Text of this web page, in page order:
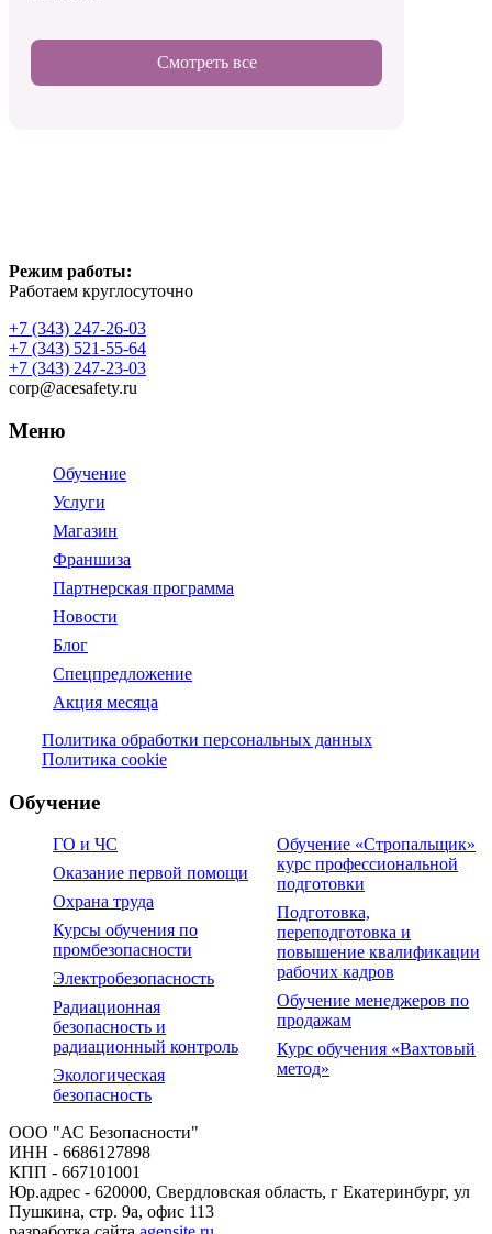
Смотреть все
Режим работы:
Работаем круглосуточно
+7 (343) 247-26-03
+7 (343) 521-55-64
+7 (343) 247-23-03
corp@acesafety.ru
Меню
Обучение
Услуги
Магазин
Франшиза
Партнерская программа
Новости
Блог
Спецпредложение
Акция месяца
Политика обработки персональных данных
Политика cookie
Обучение
ГО и ЧС
Оказание первой помощи
Охрана труда
Курсы обучения по
промбезопасности
Электробезопасность
Радиационная
безопасность и
радиационный контроль
Экологическая
безопасность
Обучение «Стропальщик»
курс профессиональной
подготовки
Подготовка,
переподготовка и
повышение квалификации
рабочих кадров
Обучение менеджеров по
продажам
Курс обучения «Вахтовый
метод»
ООО "АС Безопасности"
ИНН - 6686127898
КПП - 667101001
Юр.адрес - 620000, Свердловская область, г Екатеринбург, ул
Пушкина, стр. 9а, офис 113